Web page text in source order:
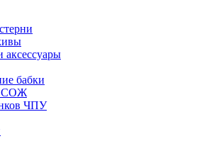
аксессуары
бабки
СОЖ
ЧПУ